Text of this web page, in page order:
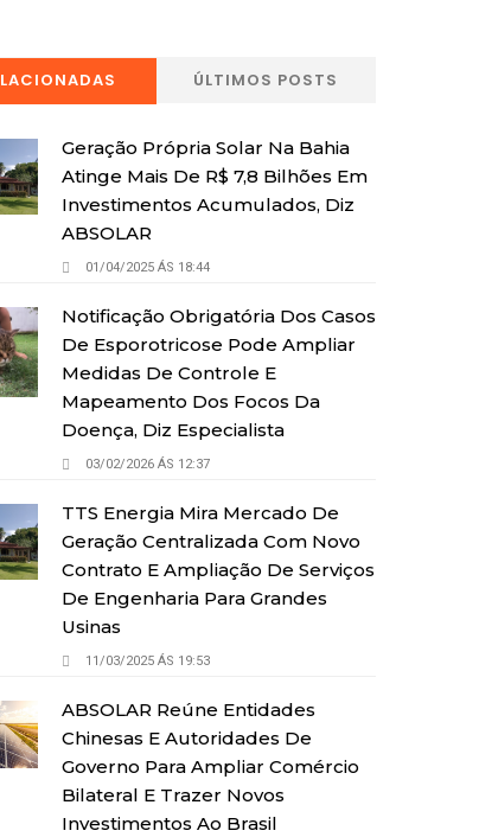
ÚLTIMOS POSTS
Geração Própria Solar Na Bahia
Atinge Mais De R$ 7,8 Bilhões Em
Investimentos Acumulados, Diz
ABSOLAR
01/04/2025 ÁS 18:44
Notificação Obrigatória Dos Casos
De Esporotricose Pode Ampliar
Medidas De Controle E
Mapeamento Dos Focos Da
Doença, Diz Especialista
03/02/2026 ÁS 12:37
TTS Energia Mira Mercado De
Geração Centralizada Com Novo
Contrato E Ampliação De Serviços
De Engenharia Para Grandes
Usinas
11/03/2025 ÁS 19:53
ABSOLAR Reúne Entidades
Chinesas E Autoridades De
Governo Para Ampliar Comércio
Bilateral E Trazer Novos
Investimentos Ao Brasil